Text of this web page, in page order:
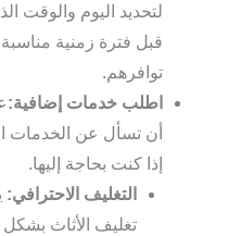
لتحديد اليوم والوقت
قبل فترة زمنية
توافرهم.
اطلب خدمات إضافية:
أن تسأل عن الخدمات
إذا كنت بحاجة إليها.
التغليف الاحترافي:
تغليف الأثاث